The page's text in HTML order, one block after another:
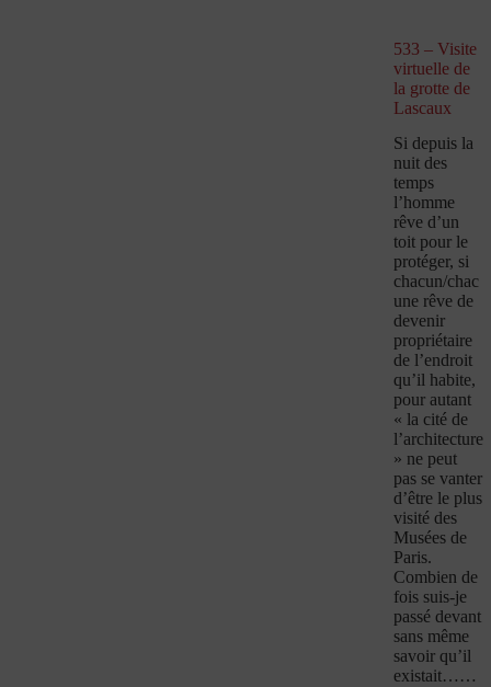
533 – Visite
virtuelle de
la grotte de
Lascaux
Si depuis la
nuit des
temps
l’homme
rêve d’un
toit pour le
protéger, si
chacun/chac
une rêve de
devenir
propriétaire
de l’endroit
qu’il habite,
pour autant
« la cité de
l’architecture
» ne peut
pas se vanter
d’être le plus
visité des
Musées de
Paris.
Combien de
fois suis-je
passé devant
sans même
savoir qu’il
existait……